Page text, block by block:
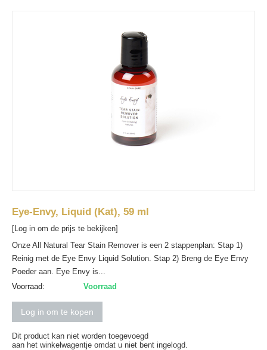
Eye-Envy, Liquid (Kat), 59 ml
[Log in om de prijs te bekijken]
Onze All Natural Tear Stain Remover is een 2 stappenplan: Stap 1)
Reinig met de Eye Envy Liquid Solution. Stap 2) Breng de Eye Envy
Poeder aan. Eye Envy is...
Voorraad:
Voorraad
Log in om te kopen
Dit product kan niet worden toegevoegd
aan het winkelwagentje omdat u niet bent ingelogd.